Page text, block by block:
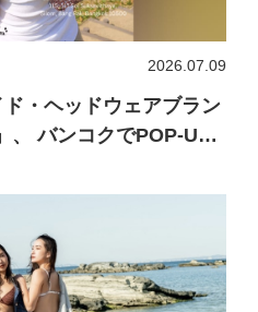
・ヘッドウェアブラン
、 バンコクでPOP-UP
2026.07.09